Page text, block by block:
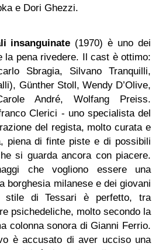
e Dori Ghezzi.
insanguinate (1970) è uno dei
la pena rivedere. Il cast è ottimo:
Sbragia, Silvano Tranquilli,
Günther Stoll, Wendy D’Olive,
André, Wolfang Preiss.
Clerici - uno specialista del
del regista, molto curata e
piena di finte piste e di possibili
si guarda ancora con piacere.
che vogliono essere una
borghesia milanese e dei giovani
stile di Tessari è perfetto, tra
psichedeliche, molto secondo la
colonna sonora di Gianni Ferrio.
è accusato di aver ucciso una